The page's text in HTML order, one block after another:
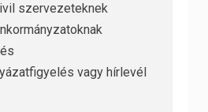
szervezeteknek
vagy hírlevél